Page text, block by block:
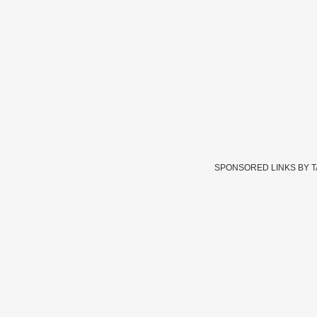
SPONSORED LINKS BY